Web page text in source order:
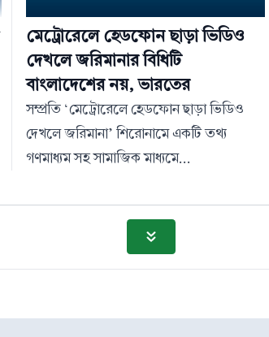
মেট্রোরেলে হেডফোন ছাড়া ভিডিও
দেখলে জরিমানার বিধিটি
বাংলাদেশের নয়, ভারতের
সম্প্রতি ‘মেট্রোরেলে হেডফোন ছাড়া ভিডিও
দেখলে জরিমানা’ শিরোনামে একটি তথ্য
গণমাধ্যম সহ সামাজিক মাধ্যমে...